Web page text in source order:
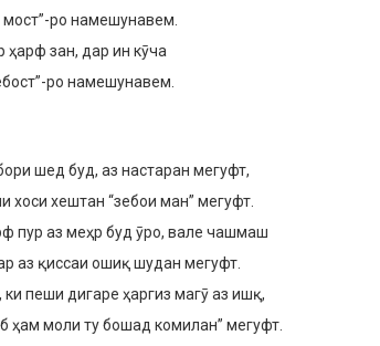
мост”-ро намешунавем.
ҳарф зан, дар ин кӯча
ро намешунавем.
шед буд, аз настаран мегуфт,
хоси хештан “зебои ман” мегуфт.
пур аз меҳр буд ӯро, вале чашмаш
аз қиссаи ошиқ шудан мегуфт.
ки пеши дигаре ҳаргиз магӯ аз ишқ,
ҳам моли ту бошад комилан” мегуфт.